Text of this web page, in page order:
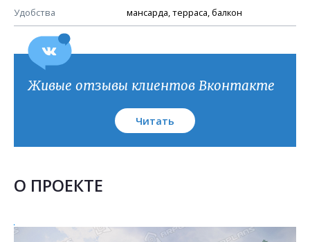
Удобства мансарда, терраса, балкон
Живые отзывы клиентов Вконтакте
Читать
О ПРОЕКТЕ